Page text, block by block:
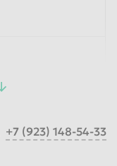
+7 (923) 148-54-33